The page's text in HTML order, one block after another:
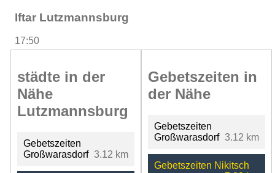
Iftar Lutzmannsburg
17:50
städte in der
Nähe
Lutzmannsburg
Gebetszeiten
Großwarasdorf 3.12 km
Gebetszeiten in
der Nähe
Gebetszeiten
Großwarasdorf 3.12 km
Gebetszeiten Nikitsch